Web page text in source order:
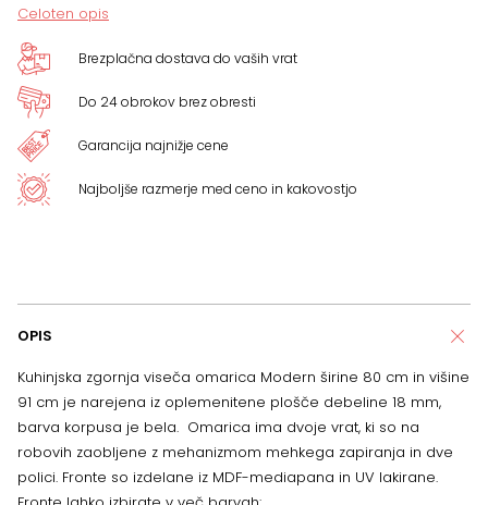
Celoten opis
Brezplačna dostava do vaših vrat
Do 24 obrokov brez obresti
Garancija najnižje cene
Najboljše razmerje med ceno in kakovostjo
OPIS
Kuhinjska zgornja viseča omarica Modern širine 80 cm in višine
91 cm je narejena iz oplemenitene plošče debeline 18 mm,
barva korpusa je bela. Omarica ima dvoje vrat, ki so na
robovih zaobljene z mehanizmom mehkega zapiranja in dve
polici. Fronte so izdelane iz MDF-mediapana in UV lakirane.